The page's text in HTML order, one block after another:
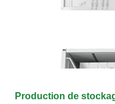
Production de